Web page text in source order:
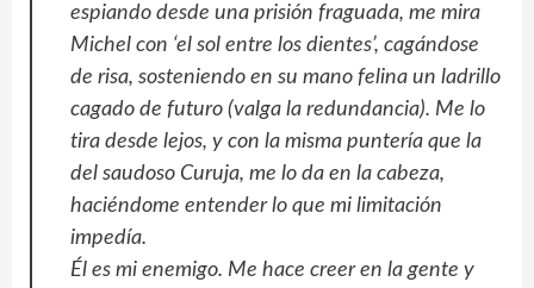
espiando desde una prisión fraguada, me mira
Michel con ‘el sol entre los dientes’, cagándose
de risa, sosteniendo en su mano felina un ladrillo
cagado de futuro (valga la redundancia). Me lo
tira desde lejos, y con la misma puntería que la
del saudoso Curuja, me lo da en la cabeza,
haciéndome entender lo que mi limitación
impedía.
Él es mi enemigo. Me hace creer en la gente y